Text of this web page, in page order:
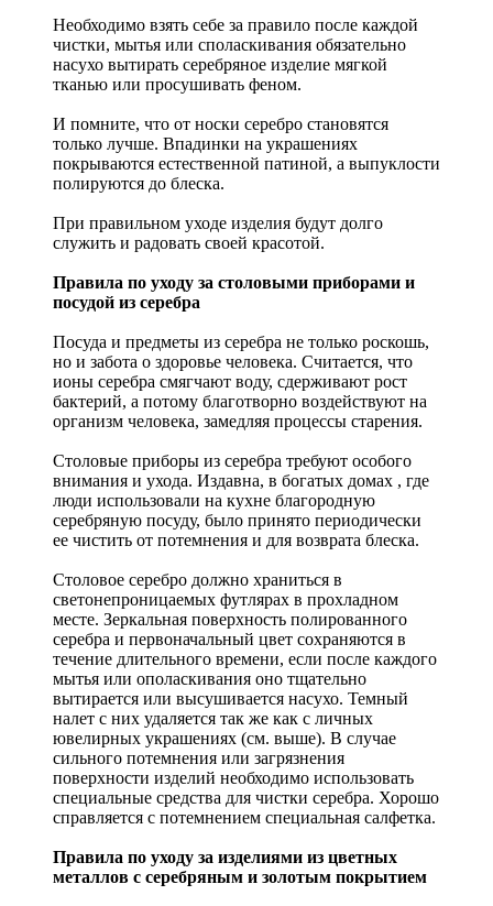
Необходимо взять себе за правило после каждой
чистки, мытья или споласкивания обязательно
насухо вытирать серебряное изделие мягкой
тканью или просушивать феном.
И помните, что от носки серебро становятся
только лучше. Впадинки на украшениях
покрываются естественной патиной, а выпуклости
полируются до блеска.
При правильном уходе изделия будут долго
служить и радовать своей красотой.
Правила по уходу за столовыми приборами и
посудой из серебра
Посуда и предметы из серебра не только роскошь,
но и забота о здоровье человека. Считается, что
ионы серебра смягчают воду, сдерживают рост
бактерий, а потому благотворно воздействуют на
организм человека, замедляя процессы старения.
Столовые приборы из серебра требуют особого
внимания и ухода. Издавна, в богатых домах , где
люди использовали на кухне благородную
серебряную посуду, было принято периодически
ее чистить от потемнения и для возврата блеска.
Столовое серебро должно храниться в
светонепроницаемых футлярах в прохладном
месте. Зеркальная поверхность полированного
серебра и первоначальный цвет сохраняются в
течение длительного времени, если после каждого
мытья или ополаскивания оно тщательно
вытирается или высушивается насухо. Темный
налет с них удаляется так же как с личных
ювелирных украшениях (см. выше). В случае
сильного потемнения или загрязнения
поверхности изделий необходимо использовать
специальные средства для чистки серебра. Хорошо
справляется с потемнением специальная салфетка.
Правила по уходу за изделиями из цветных
металлов с серебряным и золотым покрытием